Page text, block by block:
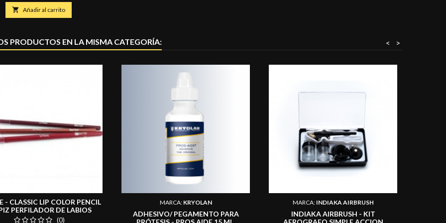
base
 Añadir al carrito
PRODUCTOS EN LA MISMA CATEGORÍA: >
<
- CLASSIC LIP COLOR PENCIL
PERFILADOR DE LABIOS
CLASICO 1.4 GR
(0)
MARCA: KRYOLAN
ADHESIVO/ PEGAMENTO PARA
MARCA: INDIAKA AIRBRUSH
INDIAKA AIRBRUSH - KIT